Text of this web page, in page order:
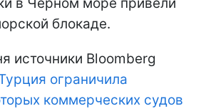
блокаде.
источники Bloomberg
ограничила
коммерческих судов